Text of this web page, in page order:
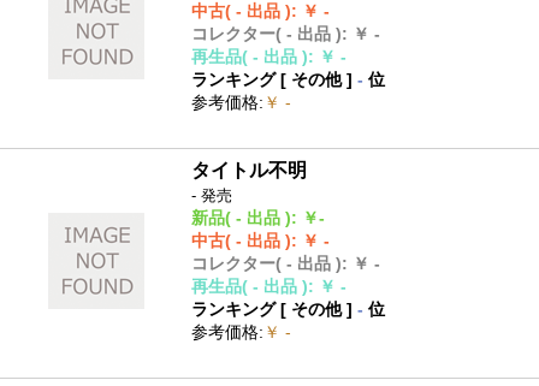
中古( - 出品 ): ￥ -
コレクター( - 出品 ): ￥ -
再生品( - 出品 ): ￥ -
ランキング [ その他]- 位
参考価格: ￥ -
タイトル不明
- 発売
新品( - 出品 ): ￥-
中古( - 出品 ): ￥ -
コレクター( - 出品 ): ￥ -
再生品( - 出品 ): ￥ -
ランキング [ その他]- 位
参考価格: ￥ -